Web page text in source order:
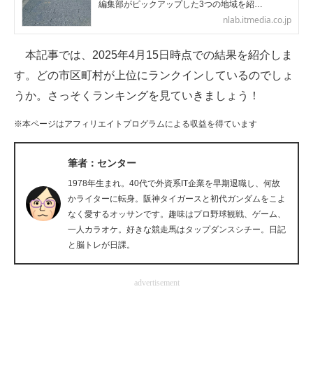
ITエンジニア向け専門サイト
企業向けIT製品の総合サイト
IT製品の技術・比較・事例
エレクトロニクス専門サイト
電子設計の基本と応用
エネルギーの専門メディア
編集部がピックアップした3つの地域を紹…
nlab.itmedia.co.jp
本記事では、2025年4月15日時点での結果を紹介しま
す。どの市区町村が上位にランクインしているのでしょ
うか。さっそくランキングを見ていきましょう！
※本ページはアフィリエイトプログラムによる収益を得ています
筆者：センター
1978年生まれ。40代で外資系IT企業を早期退職し、何故
かライターに転身。阪神タイガースと初代ガンダムをこよ
なく愛するオッサンです。趣味はプロ野球観戦、ゲーム、
一人カラオケ。好きな競走馬はタップダンスシチー。日記
と脳トレが日課。
advertisement